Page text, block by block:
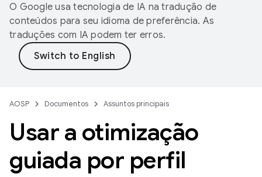
O Google usa tecnologia de IA na tradução de
conteúdos para seu idioma de preferência. As
traduções com IA podem ter erros.
AOSP Documentos Assuntos principais
Usar a otimização
guiada por perfil